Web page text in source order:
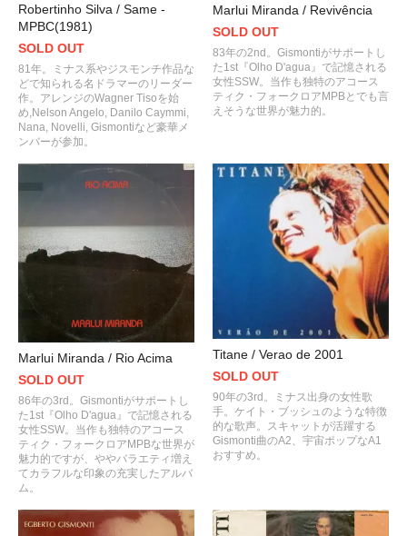
Robertinho Silva / Same -
MPBC(1981)
SOLD OUT
81年。ミナス系やジスモンチ作品な
どで知られる名ドラマーのリーダー
作。アレンジのWagner Tisoを始
め,Nelson Angelo, Danilo Caymmi,
Nana, Novelli, Gismontiなど豪華メ
ンバーが参加。
Marlui Miranda / Revivência
SOLD OUT
83年の2nd。Gismontiがサポートし
た1st『Olho D'agua』で記憶される
女性SSW。当作も独特のアコース
ティク・フォークロアMPBとでも言
えそうな世界が魅力的。
Marlui Miranda / Rio Acima
SOLD OUT
86年の3rd。Gismontiがサポートし
た1st『Olho D'agua』で記憶される
女性SSW。当作も独特のアコース
ティク・フォークロアMPBな世界が
魅力的ですが、ややバラエティ増え
てカラフルな印象の充実したアルバ
ム。
Titane / Verao de 2001
SOLD OUT
90年の3rd。ミナス出身の女性歌
手。ケイト・ブッシュのような特徴
的な歌声。スキャットが活躍する
Gismonti曲のA2、宇宙ポップなA1
おすすめ。